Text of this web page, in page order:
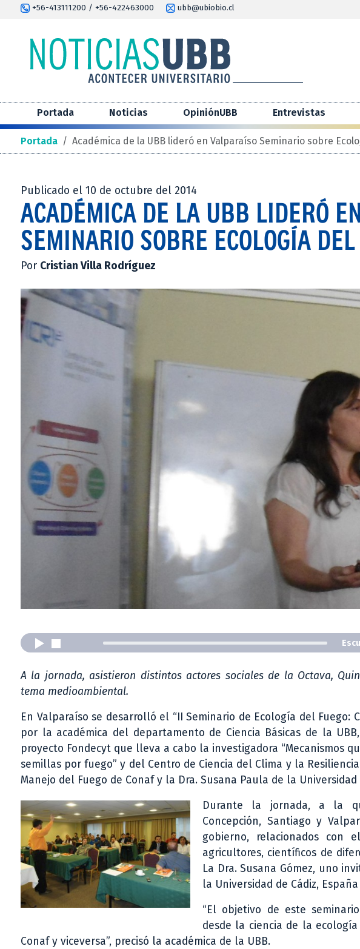
+56-413111200 / +56-422463000 ubb@ubiobio.cl
Portada Noticias OpiniónUBB Entrevistas
Portada / Académica de la UBB lideró en Valparaíso Seminario sobre
Publicado el 10 de octubre del 2014
ACADÉMICA DE LA UBB LIDERÓ
SEMINARIO SOBRE ECOLOGÍA DEL
Por Cristian Villa Rodríguez
A la jornada, asistieron distintos actores sociales de la Octava,
tema medioambiental.
En Valparaíso se desarrolló el “II Seminario de Ecología del Fuego:
por la académica del departamento de Ciencia Básicas de la
proyecto Fondecyt que lleva a cabo la investigadora “Mecanismos
semillas por fuego” y del Centro de Ciencia del Clima y la
Manejo del Fuego de Conaf y la Dra. Susana Paula de la
Durante la jornada, a la
Concepción, Santiago y
gobierno, relacionados con
agricultores, científicos de
La Dra. Susana Gómez, uno
la Universidad de Cádiz,
“El objetivo de este
desde la ciencia de la
Conaf y viceversa”, precisó la académica de la UBB.